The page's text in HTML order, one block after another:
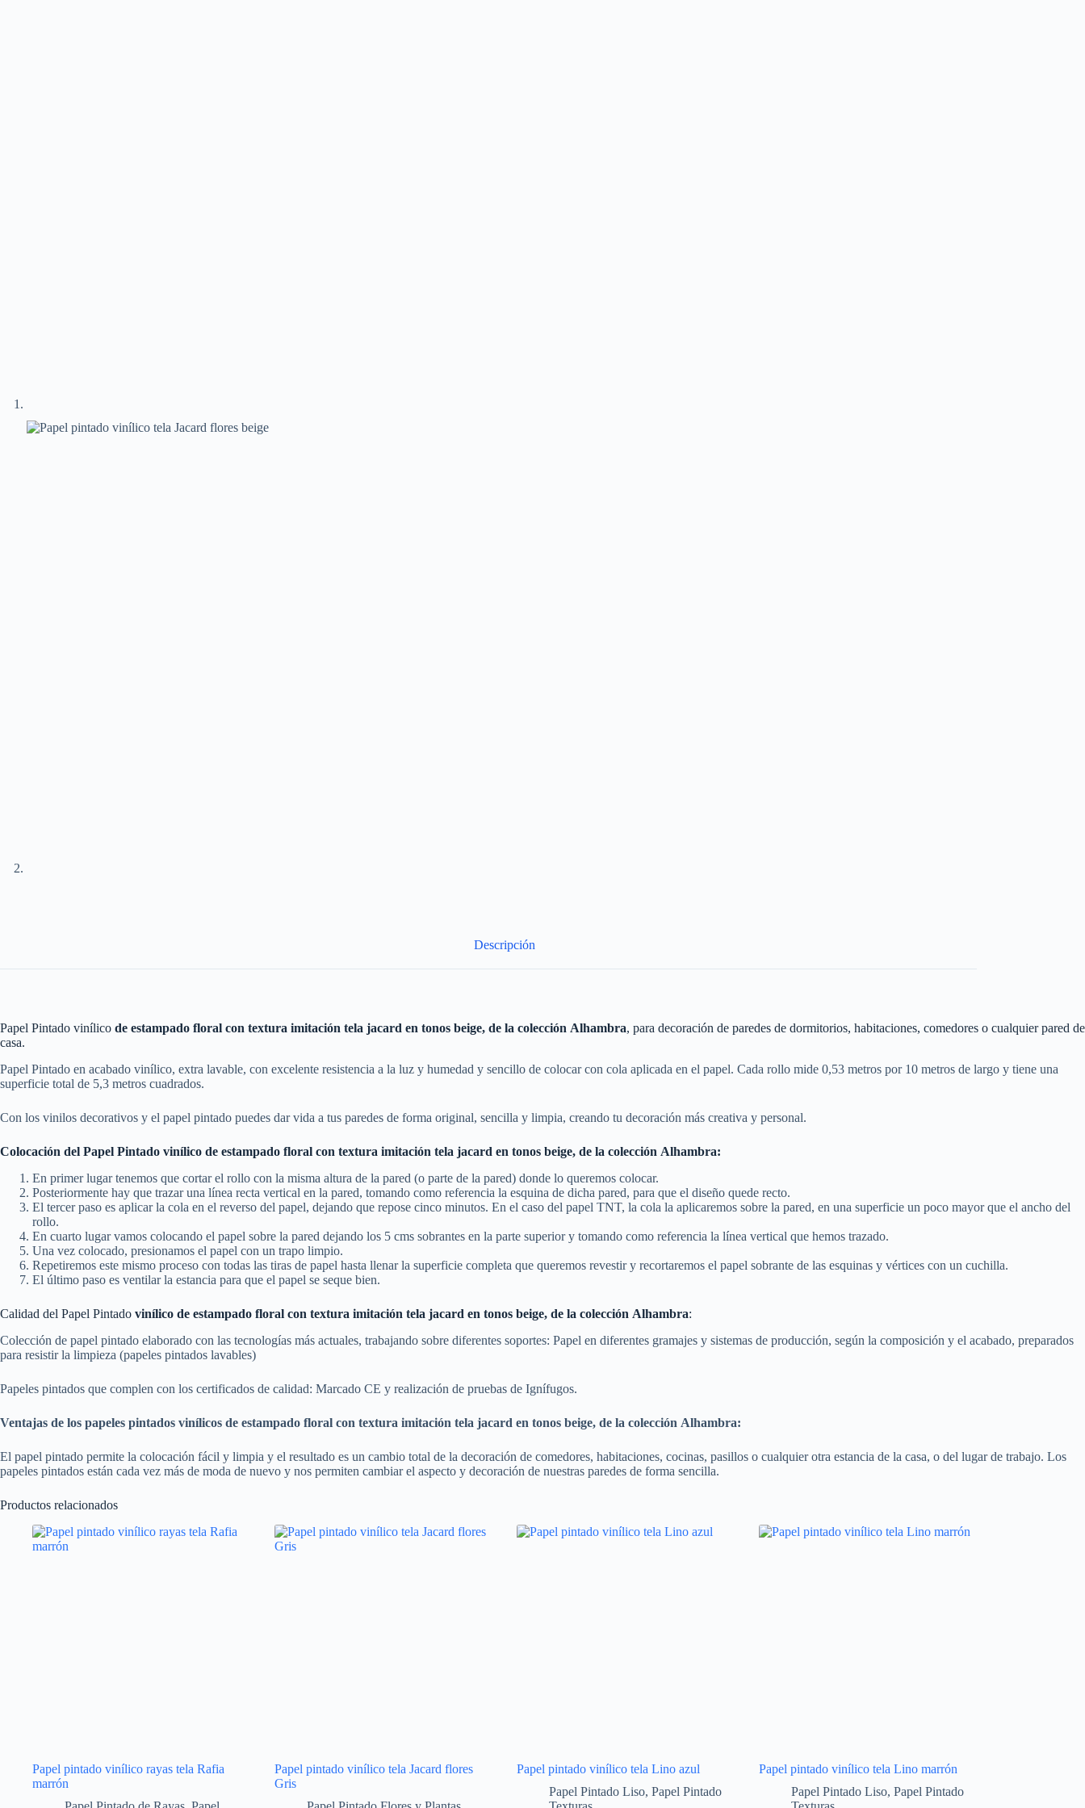
Descripción
Papel Pintado vinílico de estampado floral con textura imitación tela jacard en tonos beige, de la colección Alhambra, para decoración de paredes de dormitorios, habitaciones, comedores o cualquier pared de
casa.
Papel Pintado en acabado vinílico, extra lavable, con excelente resistencia a la luz y humedad y sencillo de colocar con cola aplicada en el papel. Cada rollo mide 0,53 metros por 10 metros de largo y tiene una
superficie total de 5,3 metros cuadrados.
Con los vinilos decorativos y el papel pintado puedes dar vida a tus paredes de forma original, sencilla y limpia, creando tu decoración más creativa y personal.
Colocación del Papel Pintado vinílico de estampado floral con textura imitación tela jacard en tonos beige, de la colección Alhambra:
En primer lugar tenemos que cortar el rollo con la misma altura de la pared (o parte de la pared) donde lo queremos colocar.
Posteriormente hay que trazar una línea recta vertical en la pared, tomando como referencia la esquina de dicha pared, para que el diseño quede recto.
El tercer paso es aplicar la cola en el reverso del papel, dejando que repose cinco minutos. En el caso del papel TNT, la cola la aplicaremos sobre la pared, en una superficie un poco mayor que el ancho del
rollo.
En cuarto lugar vamos colocando el papel sobre la pared dejando los 5 cms sobrantes en la parte superior y tomando como referencia la línea vertical que hemos trazado.
Una vez colocado, presionamos el papel con un trapo limpio.
Repetiremos este mismo proceso con todas las tiras de papel hasta llenar la superficie completa que queremos revestir y recortaremos el papel sobrante de las esquinas y vértices con un cuchilla.
El último paso es ventilar la estancia para que el papel se seque bien.
Calidad del Papel Pintado vinílico de estampado floral con textura imitación tela jacard en tonos beige, de la colección Alhambra:
Colección de papel pintado elaborado con las tecnologías más actuales, trabajando sobre diferentes soportes: Papel en diferentes gramajes y sistemas de producción, según la composición y el acabado, preparados
para resistir la limpieza (papeles pintados lavables)
Papeles pintados que complen con los certificados de calidad: Marcado CE y realización de pruebas de Ignífugos.
Ventajas de los papeles pintados vinílicos de estampado floral con textura imitación tela jacard en tonos beige, de la colección Alhambra:
El papel pintado permite la colocación fácil y limpia y el resultado es un cambio total de la decoración de comedores, habitaciones, cocinas, pasillos o cualquier otra estancia de la casa, o del lugar de trabajo. Los
papeles pintados están cada vez más de moda de nuevo y nos permiten cambiar el aspecto y decoración de nuestras paredes de forma sencilla.
Productos relacionados
Papel pintado vinílico rayas tela Rafia
marrón
Papel pintado vinílico tela Jacard flores
Gris
Papel pintado vinílico tela Lino azul
Papel Pintado Liso, Papel Pintado
Papel pintado vinílico tela Lino marrón
Papel Pintado Liso, Papel Pintado